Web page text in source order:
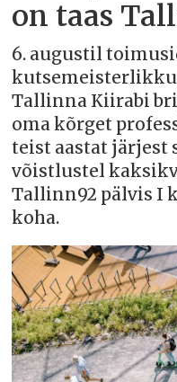
on taas
6. augustil
Tallinna Kiirabi
oma kõrget
teist aastat järjest
võistlustel
Tallinn92 pälvis I
koha.